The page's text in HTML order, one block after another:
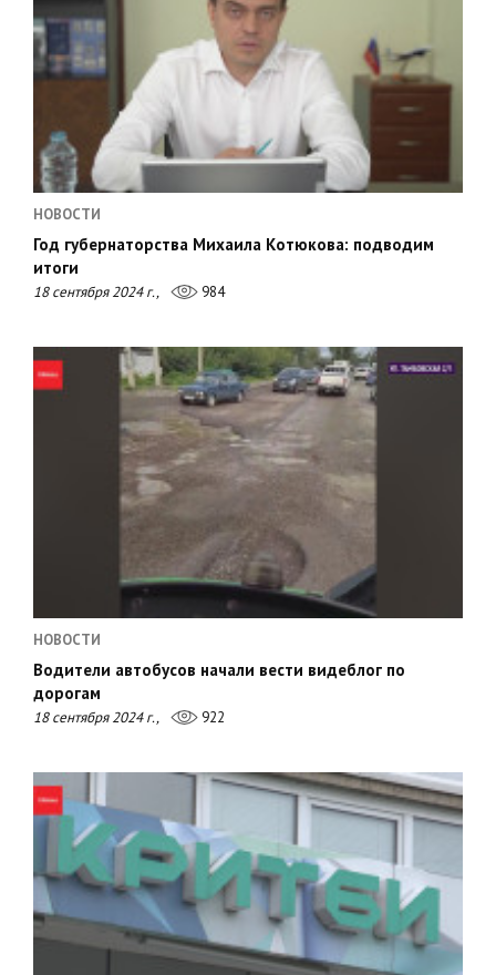
НОВОСТИ
Год губернаторства Михаила Котюкова: подводим
итоги
18 сентября 2024 г., 984
НОВОСТИ
Водители автобусов начали вести видеблог по
дорогам
18 сентября 2024 г., 922